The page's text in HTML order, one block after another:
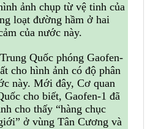
ảnh chụp từ vệ tinh của
loạt đường hầm ở hai
của nước này.
Quốc phóng Gaofen-
cho hình ảnh có độ phân
này. Mới đây, Cơ quan
cho biết, Gaofen-1 đã
cho thấy “hàng chục
ở vùng Tân Cương và